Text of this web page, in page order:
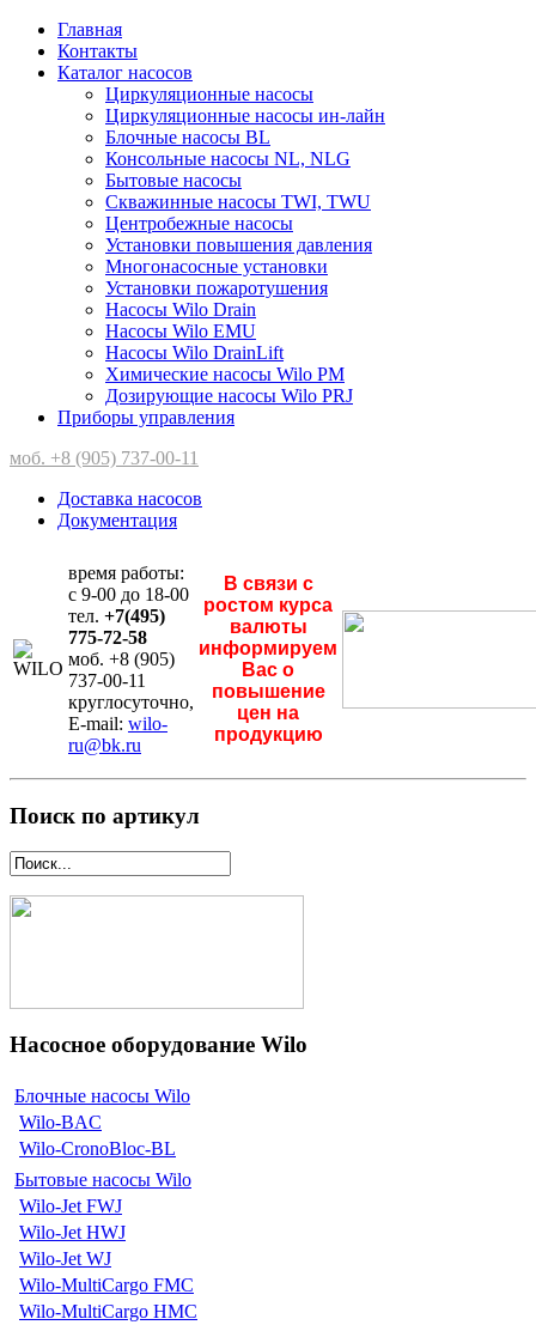
Главная
Контакты
Каталог насосов
Циркуляционные насосы
Циркуляционные насосы ин-лайн
Блочные насосы BL
Консольные насосы NL, NLG
Бытовые насосы
Скважинные насосы TWI, TWU
Центробежные насосы
Установки повышения давления
Многонасосные установки
Установки пожаротушения
Насосы Wilo Drain
Насосы Wilo EMU
Насосы Wilo DrainLift
Химические насосы Wilo PM
Дозирующие насосы Wilo PRJ
Приборы управления
моб. +8 (905) 737-00-11
Доставка насосов
Документация
время работы:
с 9-00 до 18-00
тел. +7(495)
775-72-58
моб. +8 (905)
737-00-11
круглосуточно,
E-mail: wilo-
ru@bk.ru
В связи с
ростом курса
валюты
информируем
Вас о
повышение
цен на
продукцию
Поиск по артикул
Насосное оборудование Wilo
Блочные насосы Wilo
Wilo-BAC
Wilo-CronoBloc-BL
Бытовые насосы Wilo
Wilo-Jet FWJ
Wilo-Jet HWJ
Wilo-Jet WJ
Wilo-MultiCargo FMC
Wilo-MultiCargo HMC